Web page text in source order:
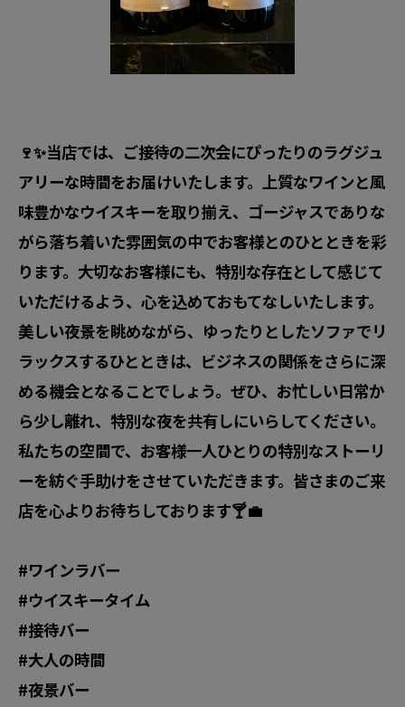
🍷✨当店では、ご接待の二次会にぴったりのラグジュ
アリーな時間をお届けいたします。上質なワインと風
味豊かなウイスキーを取り揃え、ゴージャスでありな
がら落ち着いた雰囲気の中でお客様とのひとときを彩
ります。大切なお客様にも、特別な存在として感じて
いただけるよう、心を込めておもてなしいたします。
美しい夜景を眺めながら、ゆったりとしたソファでリ
ラックスするひとときは、ビジネスの関係をさらに深
める機会となることでしょう。ぜひ、お忙しい日常か
ら少し離れ、特別な夜を共有しにいらしてください。
私たちの空間で、お客様一人ひとりの特別なストーリ
ーを紡ぐ手助けをさせていただきます。皆さまのご来
店を心よりお待ちしております🍸💼
#ワインラバー
#ウイスキータイム
#接待バー
#大人の時間
#夜景バー